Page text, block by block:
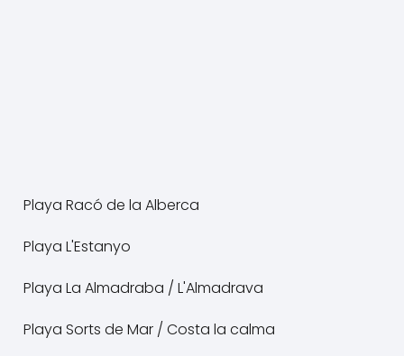
Playa Racó de la Alberca
Playa L'Estanyo
Playa La Almadraba / L'Almadrava
Playa Sorts de Mar / Costa la calma